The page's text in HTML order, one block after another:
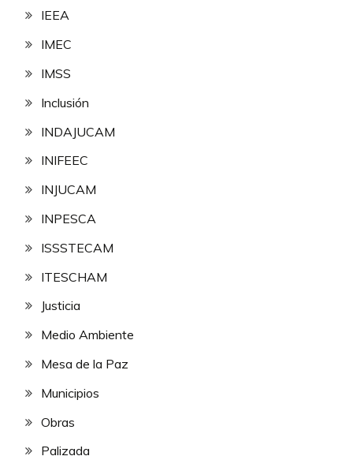
IEEA
IMEC
IMSS
Inclusión
INDAJUCAM
INIFEEC
INJUCAM
INPESCA
ISSSTECAM
ITESCHAM
Justicia
Medio Ambiente
Mesa de la Paz
Municipios
Obras
Palizada